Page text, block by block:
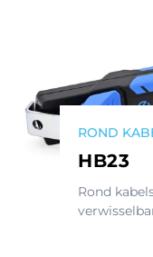
ROND
HB23
Rond